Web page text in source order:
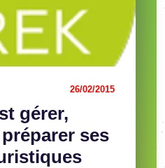
gérer,
ses
26/02/2015